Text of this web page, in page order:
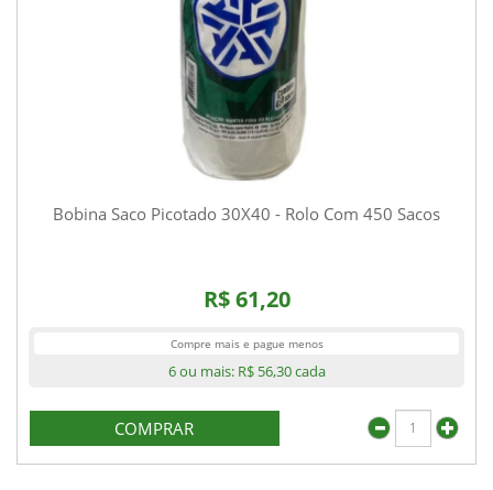
Bobina Saco Picotado 30X40 - Rolo Com 450 Sacos
R$ 61,20
Compre mais e pague menos
6 ou mais: R$ 56,30cada
COMPRAR